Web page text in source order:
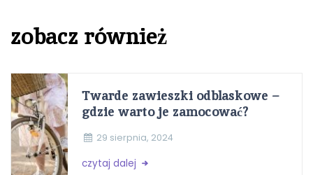
zobacz również
Twarde zawieszki odblaskowe –
gdzie warto je zamocować?
29 sierpnia, 2024
czytaj dalej